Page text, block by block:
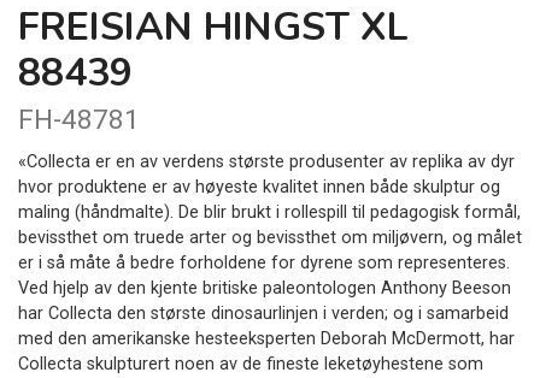
FREISIAN HINGST XL
88439
FH-48781
«Collecta er en av verdens største produsenter av replika av dyr
hvor produktene er av høyeste kvalitet innen både skulptur og
maling (håndmalte). De blir brukt i rollespill til pedagogisk formål,
bevissthet om truede arter og bevissthet om miljøvern, og målet
er i så måte å bedre forholdene for dyrene som representeres.
Ved hjelp av den kjente britiske paleontologen Anthony Beeson
har Collecta den største dinosaurlinjen i verden; og i samarbeid
med den amerikanske hesteeksperten Deborah McDermott, har
Collecta skulpturert noen av de fineste leketøyhestene som